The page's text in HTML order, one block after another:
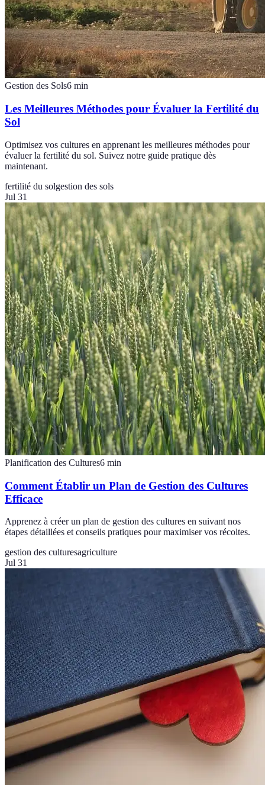
Gestion des Sols6 min
Les Meilleures Méthodes pour Évaluer la Fertilité du
Sol
Optimisez vos cultures en apprenant les meilleures méthodes pour
évaluer la fertilité du sol. Suivez notre guide pratique dès
maintenant.
fertilité du solgestion des sols
Jul 31
Planification des Cultures6 min
Comment Établir un Plan de Gestion des Cultures
Efficace
Apprenez à créer un plan de gestion des cultures en suivant nos
étapes détaillées et conseils pratiques pour maximiser vos récoltes.
gestion des culturesagriculture
Jul 31